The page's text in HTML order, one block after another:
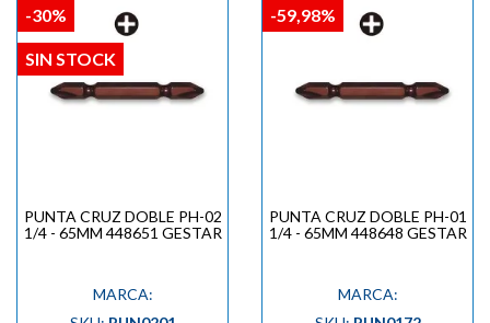
PUNTA CRUZ DOBLE PH-02
1/4 - 65MM 448651 GESTAR
MARCA:
-30%
SIN STOCK
PUNTA CRUZ DOBLE PH-01
1/4 - 65MM 448648 GESTAR
MARCA:
-59,98%